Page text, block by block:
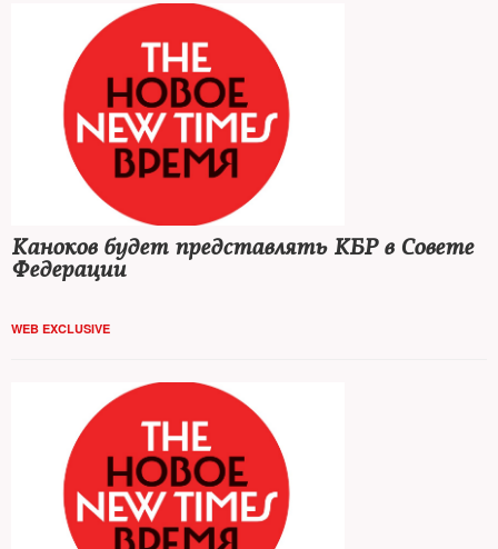
Каноков будет представлять КБР в Совете
Федерации
WEB EXCLUSIVE